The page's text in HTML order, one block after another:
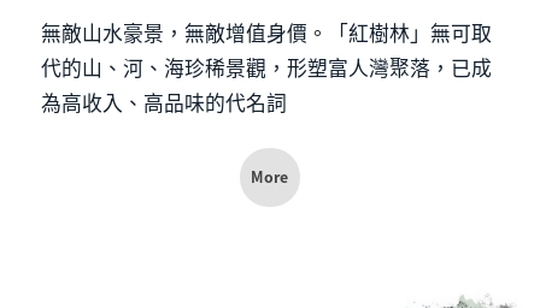
無敵山水豪景，無敵增值身價。「紅樹林」無可取
代的山、河、海珍稀景觀，形塑富人灣聚落，已成
為高收入、高品味的代名詞
More